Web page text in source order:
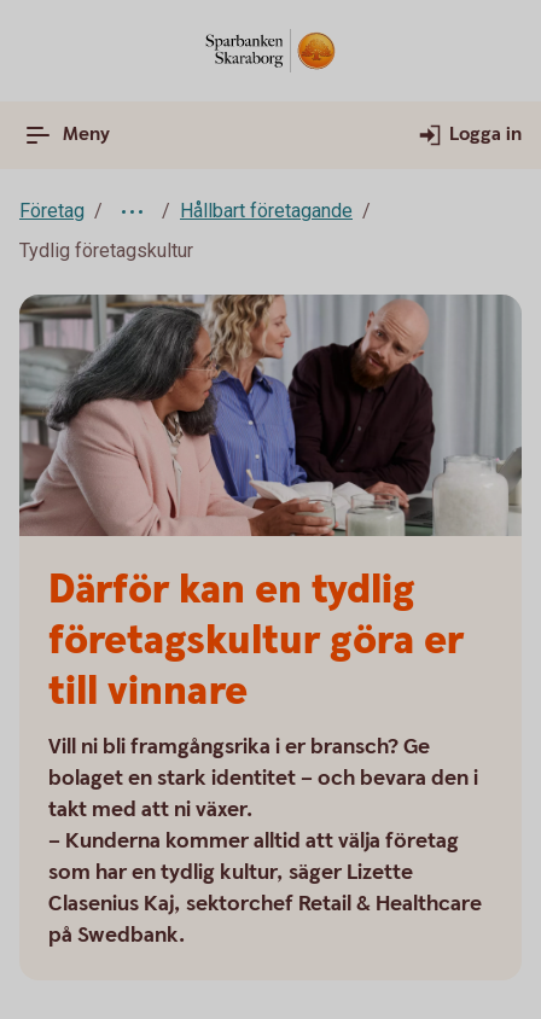
Meny Logga in
Företag
Hållbart företagande
Tydlig företagskultur
Därför kan en tydlig
företagskultur göra er
till vinnare
Vill ni bli framgångsrika i er bransch? Ge
bolaget en stark identitet – och bevara den i
takt med att ni växer.
– Kunderna kommer alltid att välja företag
som har en tydlig kultur, säger Lizette
Clasenius Kaj, sektorchef Retail & Healthcare
på Swedbank.